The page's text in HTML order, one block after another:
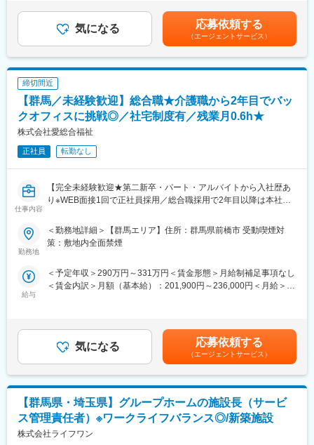
など入社後もしっかりフォロー
直結。
■キャリアパス
未経験から2年でリーダー、9年で複数営業所を統括するブロック
長など、営業としてのスキルアップだけでなく、マネジメントへ
介護用品等の提供を行うケアマネージャー（ケアマネ）に対し
て、課題解決のための提案をお任せ。
ケアマネや実際に介護用品を使用する個人のお客様との信頼関係
■業務詳細
・既存顧客のケアマネ（約40～50名）への定期フォローを中心
に、信頼関係を深めながら潜在ニーズを発掘
・利用者宅への訪問を通じて介護用品の使用状況を確認し、ケア
・地域の居宅介護支援事業所などへ訪問し、紹介・反響を元に新
■働き方の魅力
・年休120日以上（基本土日祝休）／残業月20H／有給消化は
⇒月に1～3回程度で土日祝の出勤はありますが、平日に100％振
休を取得しています。
けられています。
＜ひとり立ちガイドブック＞成長支援プログラムで、所長や先輩
と密なコミュニケーションを行いながら段階を踏んでスキルUP
＜OJT＞所長や先輩だけではなく、本部スタッフによる定期面談
など入社後もしっかりフォロー
各グレードごとにスキル項目を設定。売上目標の達成率だけでは
なくプロセスも評価。顧客への向き合い方や提案力がキャリアに
直結。
万（月給36万＋賞与＋諸手当）・所長：入社5年目760万（月給44
万＋賞与＋諸手当）賃金はあくまでも目安の金額であり、選考を
通じて上下する可能性があります。月給(月額)は固定手当を含めた
表記です。
気になる 応募依頼する
（エージェントサービス）
締切間近
【群馬／未経験歓迎】総合職★介護職から2年目でバッ
クオフィスに挑戦◎／社宅制度有／残業月0.6h★
株式会社愛総合福祉
正社員 転勤なし
仕事内容
【完全未経験歓迎★第二新卒・パート・アルバイトから入社歴あ
り※WEB面接1回で正社員採用／総合職採用で2年目以降は本社管
で未経験の方でも安心／ジョブローテーション制度で多様なキャ
リアを描ける】
■WEB面接1回でパート・アルバイトからでも総合職（正社員）に
なれる求人！
リア志向の社員に向けた管理職育成研修など多様な研修・フォロ
ー体制を用意！
■月の残業時間の平均が0.6時間であり、「残業ゼロ」を実現！
【入社後の流れ】
■入社1年目：介護現場のお仕事を経験します。
未経験・無資格でも就業可能な少人数の多機能型居宅介護施設も
しくはグループホームで就業いただきます。
■入社2年目以降：ご希望に応じて本社管理部へのジョブローテー
勤務地
＜勤務地詳細＞【群馬エリア】住所：群馬県前橋市 受動喫煙対
策：敷地内全面禁煙
給与
＜予定年収＞290万円～331万円＜賃金形態＞月給制補足事項なし
＜賃金内訳＞月額（基本給）：201,900円～236,000円＜月給＞
小規模多機能型居宅介護での勤務のみ、別途で送迎手当：10,000/
月を支給賃金はあくまでも目安の金額であり、選考を通じて上下
する可能性があります。月給(月額)は固定手当を含めた表記です。
気になる 応募依頼する
（エージェントサービス）
【群馬県・埼玉県】グループホームの施設長（サービ
ス管理責任者）※ワークライフバランス◎/新築施設
株式会社ライフワン